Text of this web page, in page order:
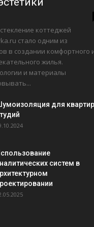
коттеджей
стало одним из
в создании комфортного
жилья.
и материалы
для
систем в